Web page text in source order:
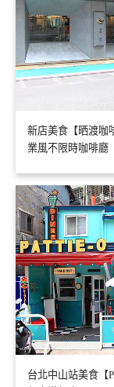
新店美食【晒渡咖
業風不限時咖啡廳
台北中山站美食【